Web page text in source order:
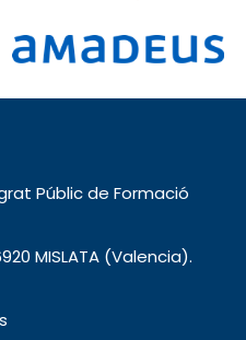
Públic de Formació
MISLATA (Valencia).